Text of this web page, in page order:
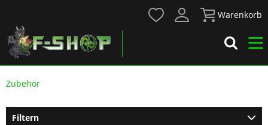
Warenkorb
Zubehör
Filtern